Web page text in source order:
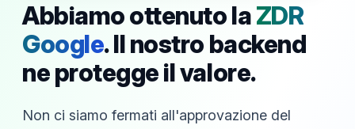
Abbiamo ottenuto laZDR
Google. Il nostro backend
ne protegge il valore.
Non ci siamo fermati all'approvazione del